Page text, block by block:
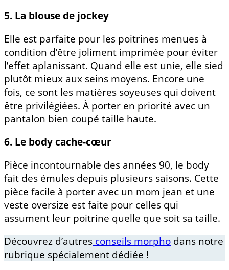
5. La blouse de jockey
Elle est parfaite pour les poitrines menues à
condition d’être joliment imprimée pour éviter
l’effet aplanissant. Quand elle est unie, elle sied
plutôt mieux aux seins moyens. Encore une
fois, ce sont les matières soyeuses qui doivent
être privilégiées. À porter en priorité avec un
pantalon bien coupé taille haute.
6. Le body cache-cœur
Pièce incontournable des années 90, le body
fait des émules depuis plusieurs saisons. Cette
pièce facile à porter avec un mom jean et une
veste oversize est faite pour celles qui
assument leur poitrine quelle que soit sa taille.
Découvrez d’autres conseils morpho dans notre
rubrique spécialement dédiée !